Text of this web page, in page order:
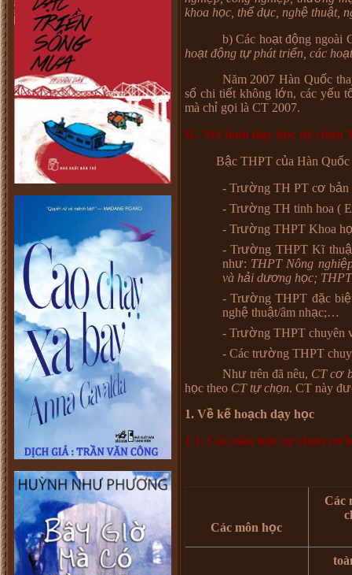
khoa học, thểdục, nghệthuật,
b) Các hoạtđộng ngoài
hoạtđộng tựphát triển, các hoạ
Năm 2007 Hàn Quốc
sốchi tiết không lớn, các yếu t
mà chỉgọi là CT 2007.
II. Mô hình dạy học tựchọn
Bậc THPT của Hàn Quốc
- Trường TH PT cơ bản
- Trường TH tinh hoa (
- Trường THPT Khoa họ
- Trường THPT Kĩthuậ
như: THPT Nông nghiệ
vàhải dương học;
- Trường THPT đặc biệ
nghệ thuật/âm nhạc;…
- Trường THPT chuyên
- Các trường THPT chuy
Nhưtrên đã nêu, CT cơ
học theo CT tựchọn. CT này đ
1. Vềkếhoạch dạy học
1.1. Các môn học tựchọn cơb
Các môn học
Các